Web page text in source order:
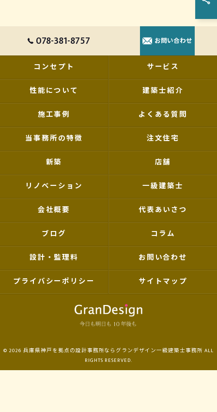
078-381-8757 お問い合わせ
コンセプト サービス
性能について 建築士紹介
施工事例 よくある質問
当事務所の特徴 注文住宅
新築 店舗
リノベーション 一級建築士
会社概要 代表あいさつ
ブログ コラム
設計・監理料 お問い合わせ
プライバシーポリシー サイトマップ
© 2026 兵庫県神戸を拠点の設計事務所ならグランデザイン一級建築士事務所 ALL
RIGHTS RESERVED.